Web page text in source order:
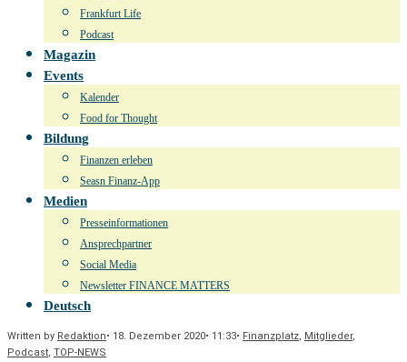
Frankfurt Life
Podcast
Magazin
Events
Kalender
Food for Thought
Bildung
Finanzen erleben
Seasn Finanz-App
Medien
Presseinformationen
Ansprechpartner
Social Media
Newsletter FINANCE MATTERS
Deutsch
Written by Redaktion• 18. Dezember 2020• 11:33• Finanzplatz, Mitglieder,
Podcast, TOP-NEWS